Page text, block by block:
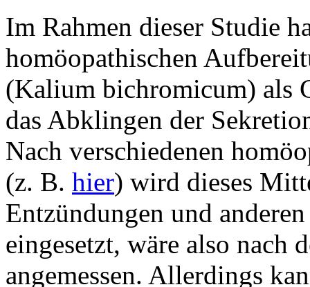
Im Rahmen dieser Studie
homöopathischen
(Kalium bichromicum) als
das Abklingen der
Nach verschiedenen
(z. B. hier) wird dieses
Entzündungen und
eingesetzt, wäre also nach
angemessen. Allerdings